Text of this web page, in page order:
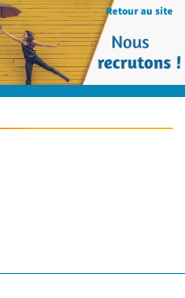
Retour au site